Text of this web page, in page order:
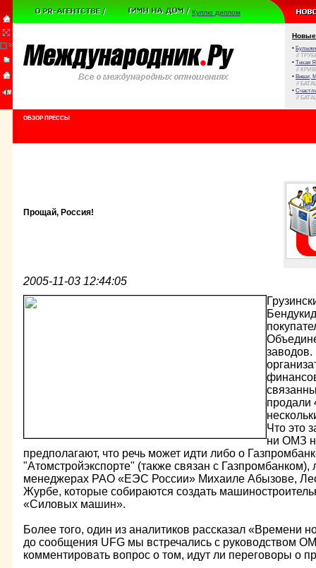
Куплю диплом
Новые
•
//
• Тихая
//
• Виват,
//
•
//
ОБЗОР ПРЕССЫ
Прощай, Россия!
2005-11-03 12:44:05
заводов.
продали
Что это
ни ОМЗ
предполагают, что речь может идти либо о
"Атомстройэкспорте" (также связан с
менеджерах РАО «ЕЭС России» Михаиле Абызове,
Журбе, которые собираются создать
«Силовых машин».
Более того, один из аналитиков рассказал «Времени
до сообщения UFG мы встречались с руководством
комментировать вопрос о том, идут ли переговоры о